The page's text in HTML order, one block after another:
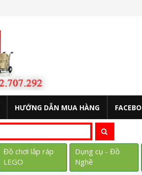
HƯỚNG DẪN MUA HÀNG
Đồ chơi lắp ráp
LEGO
Dụng cụ - Đồ
Nghề